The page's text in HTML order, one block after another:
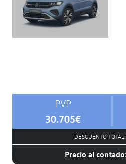
PVP
30.705€
DESCUENTO TOTAL:
Precio al